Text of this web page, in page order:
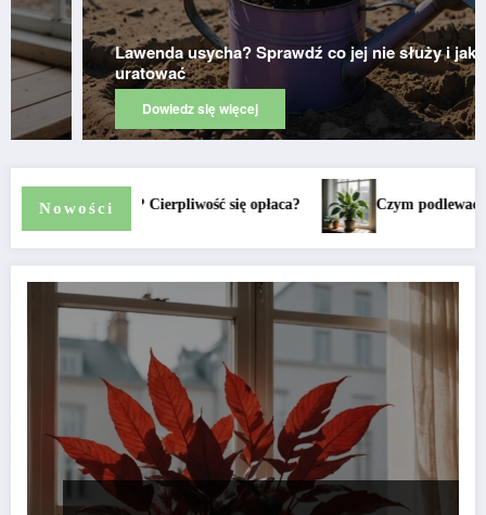
co jej nie służy i jak ją
Choroby grzybowe
rozpoznać i zwalczyć?
Dowiedz się więcej
Nowości
żeby wreszcie zakwitł? Aglaonema – kiedy kwitnie i jak o